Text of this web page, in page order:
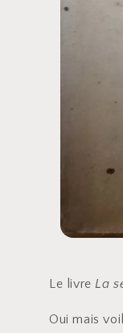
Le livre La
Oui mais